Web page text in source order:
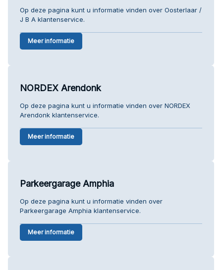
Op deze pagina kunt u informatie vinden over Oosterlaar /
J B A klantenservice.
Meer informatie
NORDEX Arendonk
Op deze pagina kunt u informatie vinden over NORDEX
Arendonk klantenservice.
Meer informatie
Parkeergarage Amphia
Op deze pagina kunt u informatie vinden over
Parkeergarage Amphia klantenservice.
Meer informatie